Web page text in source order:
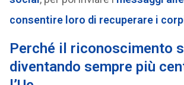
consentire loro di recuperare i
Perché il riconoscimento
diventando sempre più